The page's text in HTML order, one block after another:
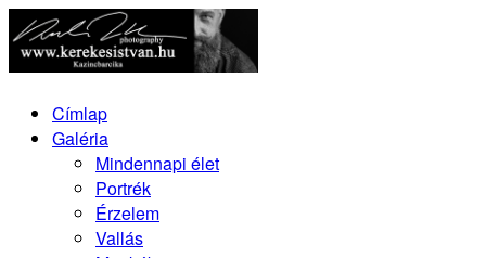
Címlap
Galéria
Mindennapi élet
Portrék
Érzelem
Vallás